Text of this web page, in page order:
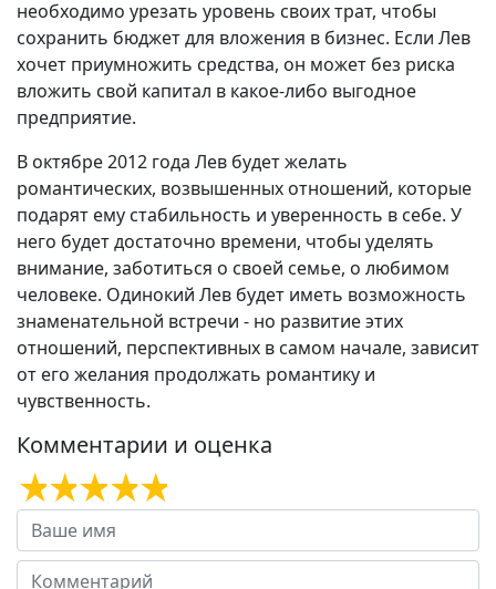
необходимо урезать уровень своих трат, чтобы
сохранить бюджет для вложения в бизнес. Если Лев
хочет приумножить средства, он может без риска
вложить свой капитал в какое-либо выгодное
предприятие.
В октябре 2012 года Лев будет желать
романтических, возвышенных отношений, которые
подарят ему стабильность и уверенность в себе. У
него будет достаточно времени, чтобы уделять
внимание, заботиться о своей семье, о любимом
человеке. Одинокий Лев будет иметь возможность
знаменательной встречи - но развитие этих
отношений, перспективных в самом начале, зависит
от его желания продолжать романтику и
чувственность.
Комментарии и оценка